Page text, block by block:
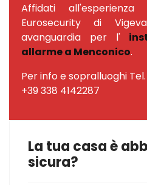
Affidati
Eurosecurity di
avanguardia per l'
allarme a Menconico.
Per info e sopralluoghi
+39 338 4142287
La tua casa è
sicura?